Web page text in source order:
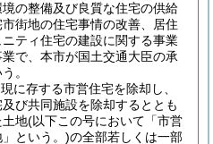
の整備及び良質な住宅の供給
街地の住宅事情の改善、居住
ティ住宅の建設に関する事業
で、本市が国土交通大臣の承
。
に存する市営住宅を除却し、
び共同施設を除却するととも
土地(以下この号において「市営
という。)の全部若しくは一部